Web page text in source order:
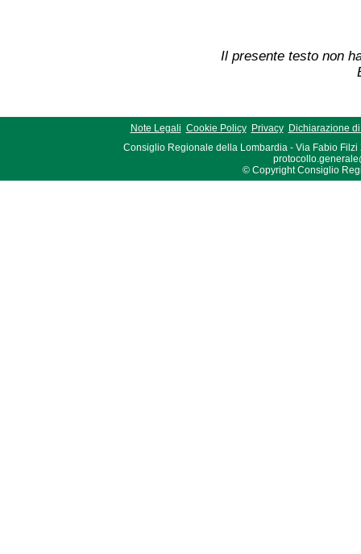
Il presente testo non
Note Legali Cookie Policy Privacy
Dichiarazione
Consiglio Regionale della Lombardia - Via Fabio Filzi
© Copyright Consiglio